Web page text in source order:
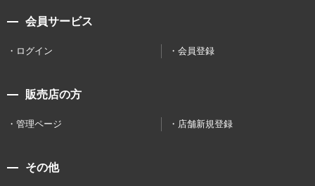
会員サービス
ログイン 会員登録
販売店の方
管理ページ 店舗新規登録
その他